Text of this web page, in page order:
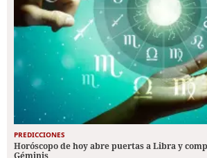
PREDICCIONES
Horóscopo de hoy abre puertas a Libra y
Géminis